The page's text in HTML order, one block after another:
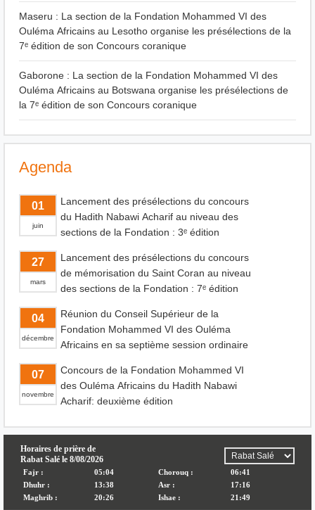
Maseru : La section de la Fondation Mohammed VI des
Ouléma Africains au Lesotho organise les présélections de la
7ᵉ édition de son Concours coranique
Gaborone : La section de la Fondation Mohammed VI des
Ouléma Africains au Botswana organise les présélections de
la 7ᵉ édition de son Concours coranique
Agenda
01
juin
Lancement des présélections du concours
du Hadith Nabawi Acharif au niveau des
sections de la Fondation : 3ᵉ édition
27
mars
Lancement des présélections du concours
de mémorisation du Saint Coran au niveau
des sections de la Fondation : 7ᵉ édition
04
décembre
Réunion du Conseil Supérieur de la
Fondation Mohammed VI des Ouléma
Africains en sa septième session ordinaire
07
novembre
Concours de la Fondation Mohammed VI
des Ouléma Africains du Hadith Nabawi
Acharif: deuxième édition